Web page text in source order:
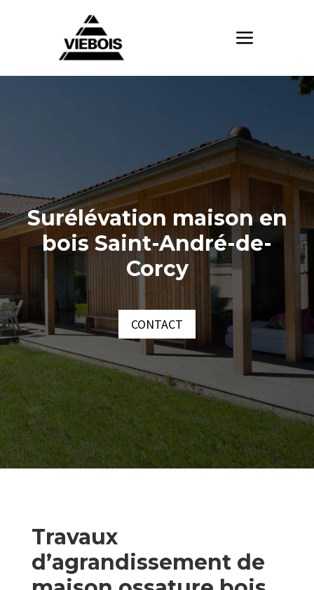
Surélévation maison en
bois Saint-André-de-
Corcy
CONTACT
Travaux
d’agrandissement de